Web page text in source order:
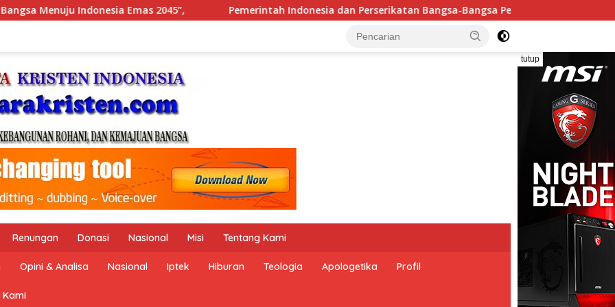
Pemerintah Indonesia dan Perserikatan Bangsa-Bangsa Peringati Hari Dunia Anti Perdagangan Orang 2026 dengan
tutup
Renungan Donasi Nasional Misi Tentang Kami
Opini & Analisa Nasional Iptek Hiburan Teologia Apologetika Profil
Kami